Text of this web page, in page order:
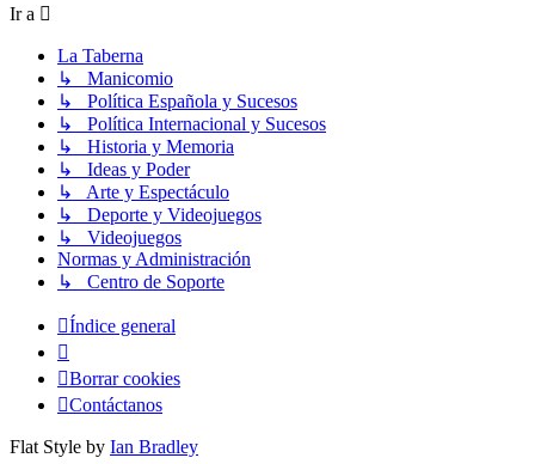
Ir a
La Taberna
↳ Manicomio
↳ Política Española y Sucesos
↳ Política Internacional y Sucesos
↳ Historia y Memoria
↳ Ideas y Poder
↳ Arte y Espectáculo
↳ Deporte y Videojuegos
↳ Videojuegos
Normas y Administración
↳ Centro de Soporte
Índice general
Borrar cookies
Contáctanos
Flat Style by Ian Bradley